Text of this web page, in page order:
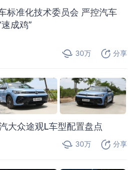
标准化技术委员会 严控汽车
速成鸡”
30万 分享
大众途观L车型配置盘点
30万 分享